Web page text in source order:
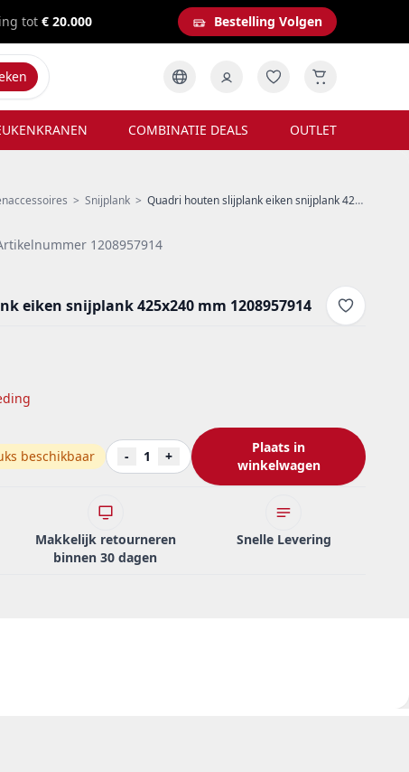
tot € 20.000 Bestelling Volgen
COMBINATIE DEALS OUTLET
> Snijplank > Quadri houten slijplank eiken snijplank 425x240 mm 1208957914
1208957914
eiken snijplank 425x240 mm 1208957914
beschikbaar - 1 +
Plaats in
winkelwagen
Makkelijk retourneren
binnen 30 dagen
Snelle Levering